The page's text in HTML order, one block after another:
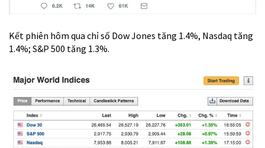
Kết phiên hôm qua chỉ số Dow Jones tăng 1.4%, Nasdaq tăng
1.4%; S&P 500 tăng 1.3%.